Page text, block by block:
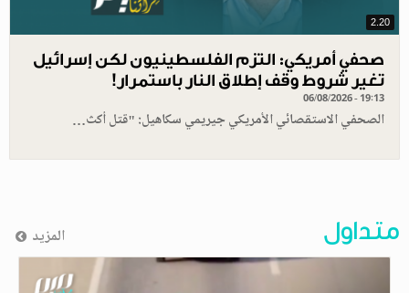
2.20
صحفي أمريكي: التزم الفلسطينيون لكن إسرائيل
تغير شروط وقف إطلاق النار باستمرار!
06/08/2026 - 19:13
الصحفي الاستقصائي الأمريكي جيريمي سكاهيل: "قتل أكث…
متداول المزيد